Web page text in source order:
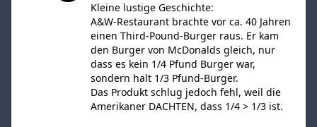
Kleine lustige Geschichte:
A&W-Restaurant brachte vor ca. 40 Jahren
einen Third-Pound-Burger raus. Er kam
den Burger von McDonalds gleich, nur
dass es kein 1/4 Pfund Burger war,
sondern halt 1/3 Pfund-Burger.
Das Produkt schlug jedoch fehl, weil die
Amerikaner DACHTEN, dass 1/4 > 1/3 ist.